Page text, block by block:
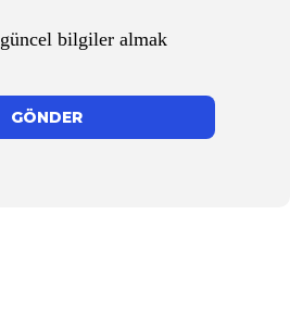
bilgiler almak
GÖNDER